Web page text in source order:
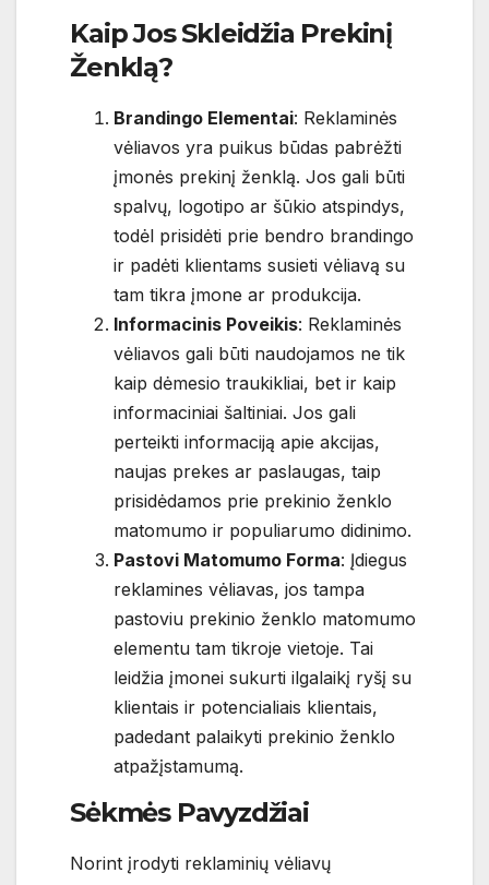
Kaip Jos Skleidžia Prekinį
Ženklą?
Brandingo Elementai: Reklaminės
vėliavos yra puikus būdas pabrėžti
įmonės prekinį ženklą. Jos gali būti
spalvų, logotipo ar šūkio atspindys,
todėl prisidėti prie bendro brandingo
ir padėti klientams susieti vėliavą su
tam tikra įmone ar produkcija.
Informacinis Poveikis: Reklaminės
vėliavos gali būti naudojamos ne tik
kaip dėmesio traukikliai, bet ir kaip
informaciniai šaltiniai. Jos gali
perteikti informaciją apie akcijas,
naujas prekes ar paslaugas, taip
prisidėdamos prie prekinio ženklo
matomumo ir populiarumo didinimo.
Pastovi Matomumo Forma: Įdiegus
reklamines vėliavas, jos tampa
pastoviu prekinio ženklo matomumo
elementu tam tikroje vietoje. Tai
leidžia įmonei sukurti ilgalaikį ryšį su
klientais ir potencialiais klientais,
padedant palaikyti prekinio ženklo
atpažįstamumą.
Sėkmės Pavyzdžiai
Norint įrodyti reklaminių vėliavų